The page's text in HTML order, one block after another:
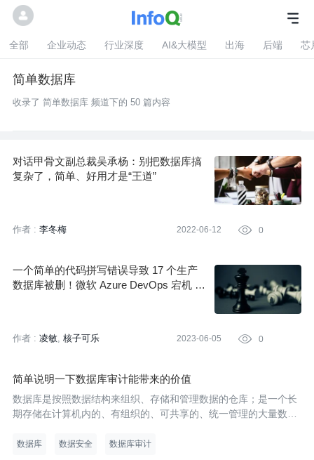
全部 企业动态 行业深度 AI&大模型 出海 后端 芯
简单数据库
收录了 简单数据库 频道下的 50 篇内容
对话甲骨文副总裁吴承杨：别把数据库搞
复杂了，简单、好用才是“王道”
作者 : 李冬梅 2022-06-12  0
一个简单的代码拼写错误导致 17 个生产
数据库被删！微软 Azure DevOps 宕机 10
作者 : 凌敏 核子可乐 2023-06-05  0
简单说明一下数据库审计能带来的价值
数据库是按照数据结构来组织、存储和管理数据的仓库；是一个长
期存储在计算机内的、有组织的、可共享的、统一管理的大量数据
据库安全，做好数据库审计是非常必要的。今天我们就简单来了解
数据库 数据安全 数据库审计